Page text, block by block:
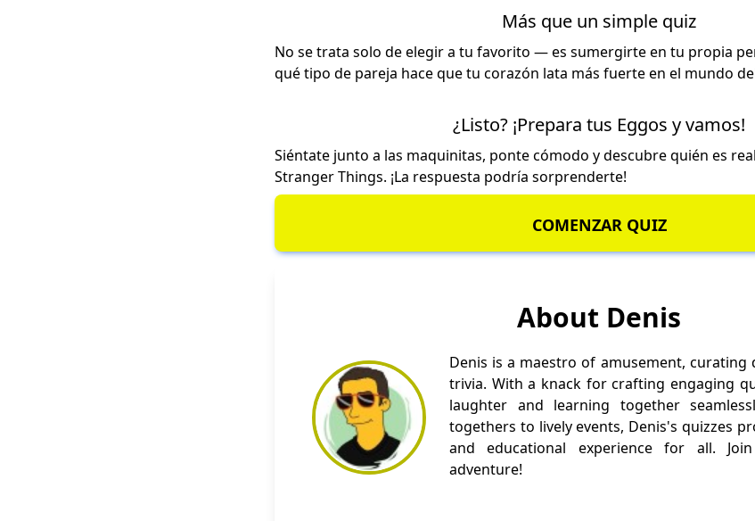
Más que un simple quiz
No se trata solo de elegir a tu favorito — es sumergirte en tu propia
qué tipo de pareja hace que tu corazón lata más fuerte en el mundo
¿Listo? ¡Prepara tus Eggos y vamos!
Siéntate junto a las maquinitas, ponte cómodo y descubre quién es
Stranger Things. ¡La respuesta podría sorprenderte!
COMENZAR QUIZ
About Denis
Denis is a maestro of amusement, curating
trivia. With a knack for crafting engaging
laughter and learning together
togethers to lively events, Denis's quizzes
and educational experience for all.
adventure!